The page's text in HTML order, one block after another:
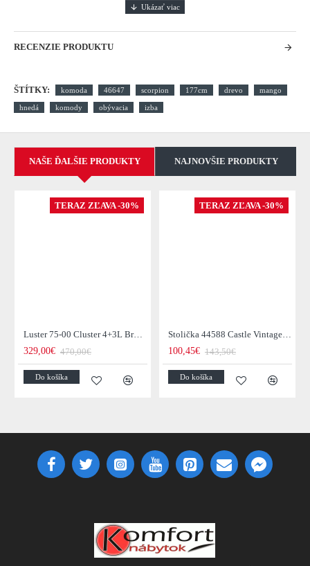
RECENZIE PRODUKTU
ŠTÍTKY: komoda 46647 scorpion 177cm drevo mango
hnedá komody obývacia izba
NAŠE ĎALŠIE PRODUKTY NAJNOVŠIE PRODUKTY
TERAZ ZĽAVA -30%
Luster 75-00 Cluster 4+3L Brown + Jantar Glass
329,00€ 470,00€
Do košíka
TERAZ ZĽAVA -30%
Stolička 44588 Castle Vintage Black
100,45€ 143,50€
Do košíka